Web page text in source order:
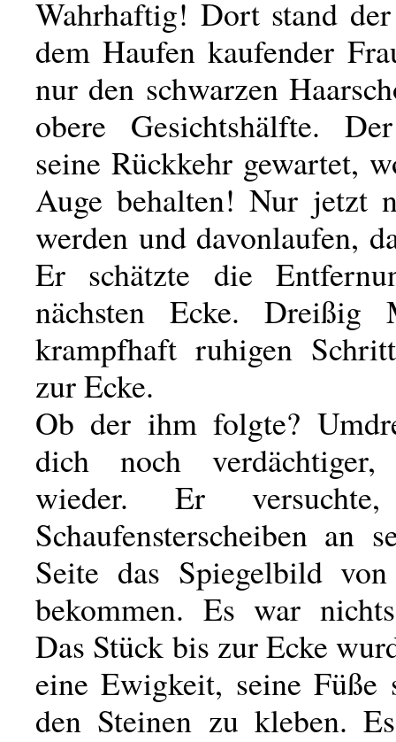
Wahrhaftig! Dort stand
dem Haufen kaufender
nur den schwarzen
obere Gesichtshälfte.
seine Rückkehr gewartet,
Auge behalten! Nur jetzt
werden und davonlaufen,
Er schätzte die
nächsten Ecke. Dreißig
krampfhaft ruhigen
zur Ecke.
Ob der ihm folgte?
dich noch
wieder. Er
Schaufensterscheiben an
Seite das Spiegelbild
bekommen. Es war
Das Stück bis zur Ecke
eine Ewigkeit, seine Füße
den Steinen zu kleben.